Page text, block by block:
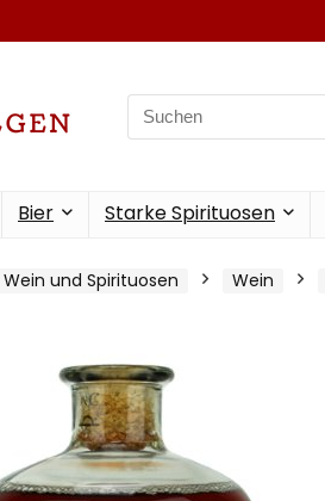
Search
for:
Bier Starke Spirituosen
Wein und Spirituosen Wein